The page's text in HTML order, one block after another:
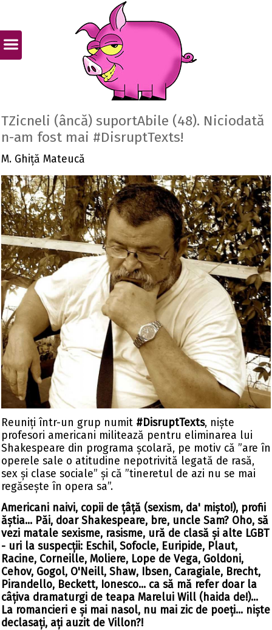
TZicneli (âncă) suportAbile (48). Niciodată
n-am fost mai #DisruptTexts!
M. Ghiță Mateucă
Reuniți într-un grup numit #DisruptTexts, niște
profesori americani militează pentru eliminarea lui
Shakespeare din programa școlară, pe motiv că ”are în
operele sale o atitudine nepotrivită legată de rasă,
sex și clase sociale” și că ”tineretul de azi nu se mai
regăsește în opera sa”.
Americani naivi, copii de țâță (sexism, da' mișto!), profii
ăștia... Păi, doar Shakespeare, bre, uncle Sam? Oho, să
vezi matale sexisme, rasisme, ură de clasă și alte LGBT
- uri la suspecții: Eschil, Sofocle, Euripide, Plaut,
Racine, Corneille, Moliere, Lope de Vega, Goldoni,
Cehov, Gogol, O'Neill, Shaw, Ibsen, Caragiale, Brecht,
Pirandello, Beckett, Ionesco... ca să mă refer doar la
câțiva dramaturgi de teapa Marelui Will (haida de!)...
La romancieri e și mai nasol, nu mai zic de poeți... niște
declasați, ați auzit de Villon?!